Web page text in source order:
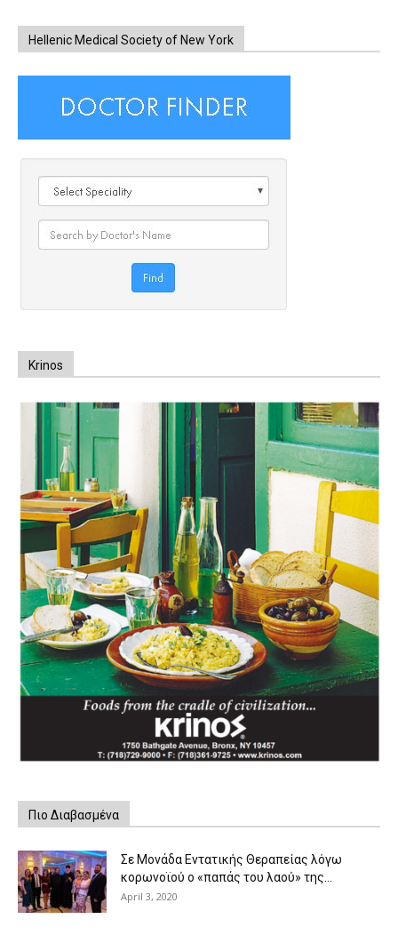
Hellenic Medical Society of New York
Krinos
Πιο Διαβασμένα
Σε Μονάδα Εντατικής Θεραπείας λόγω
κορωνοϊού ο «παπάς του λαού» της...
April 3, 2020